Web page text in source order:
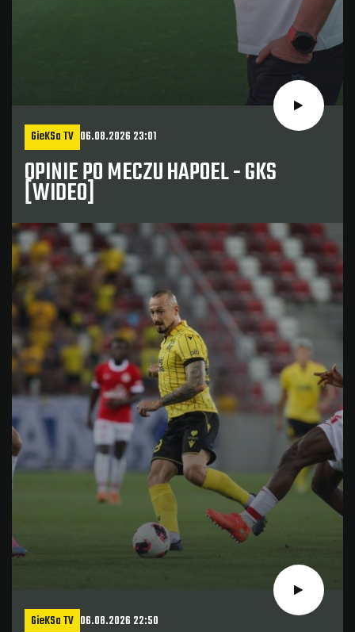
GieKSa TV 06.08.2026 23:01
OPINIE PO MECZU HAPOEL - GKS
[WIDEO]
GieKSa TV 06.08.2026 22:50